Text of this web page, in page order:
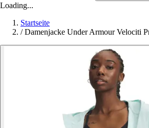
Loading...
Startseite
/ Damenjacke Under Armour Velociti